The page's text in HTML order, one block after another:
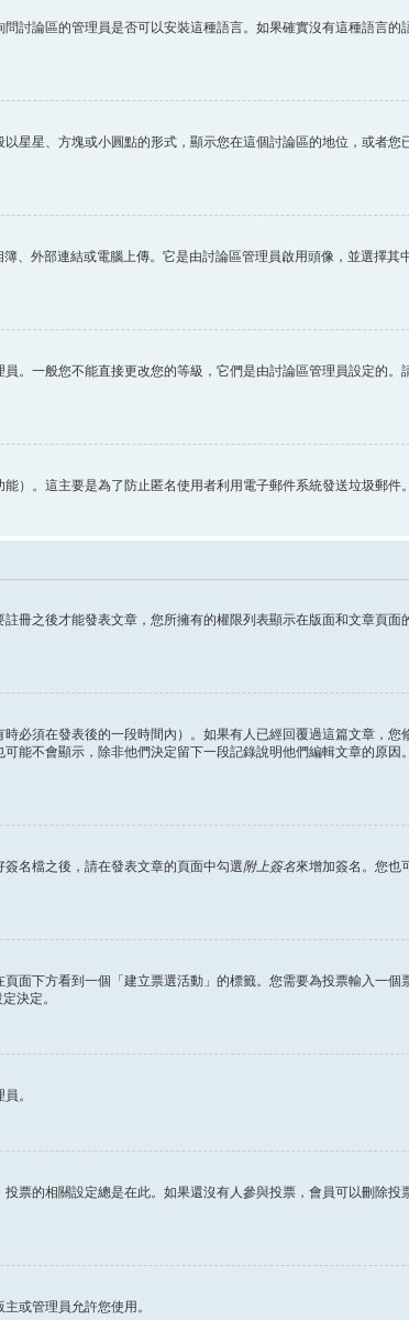
討論區的管理員是否可以安裝這種語言。如果確實沒有這種語言
星星、方塊或小圓點的形式，顯示您在這個討論區的地位，或者
、外部連結或電腦上傳。它是由討論區管理員啟用頭像，並選擇
。一般您不能直接更改您的等級，它們是由討論區管理員設定的
）。這主要是為了防止匿名使用者利用電子郵件系統發送垃圾郵件。
冊之後才能發表文章，您所擁有的權限列表顯示在版面和文章頁面
必須在發表後的一段時間內）。如果有人已經回覆過這篇文章，您
能不會顯示，除非他們決定留下一段記錄說明他們編輯文章的原
名檔之後，請在發表文章的頁面中勾選附上簽名來增加簽名。您也
面下方看到一個「建立票選活動」的標籤。您需要為投票輸入一
決定。
。
票的相關設定總是在此。如果還沒有人參與投票，會員可以刪除投
或管理員允許您使用。